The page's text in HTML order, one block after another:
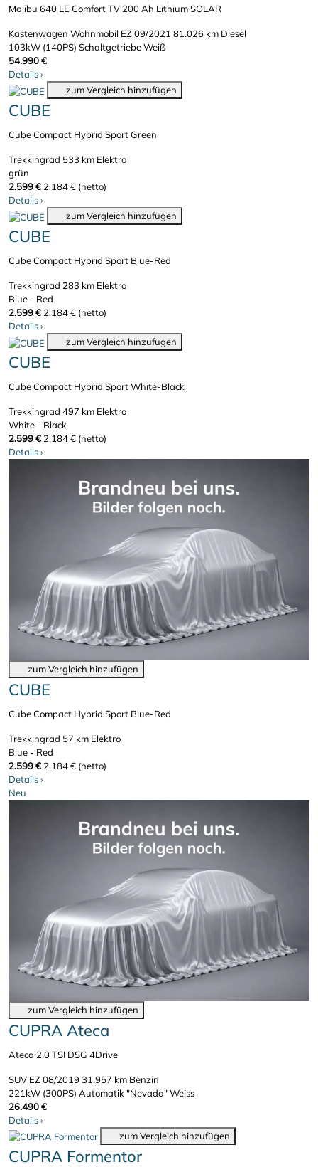
Malibu 640 LE Comfort TV 200 Ah Lithium SOLAR
Kastenwagen Wohnmobil EZ 09/2021 81.026 km Diesel
103kW (140PS) SchaltgetriebeWeiß
54.990 €
Details›
zum Vergleich hinzufügen
CUBE
Cube Compact Hybrid Sport Green
Trekkingrad 533 km Elektro
grün
2.599 € 2.184 € (netto)
Details›
zum Vergleich hinzufügen
CUBE
Cube Compact Hybrid Sport Blue-Red
Trekkingrad 283 km Elektro
Blue - Red
2.599 € 2.184 € (netto)
Details›
zum Vergleich hinzufügen
CUBE
Cube Compact Hybrid Sport White-Black
Trekkingrad 497 km Elektro
White - Black
2.599 € 2.184 € (netto)
Details›
zum Vergleich hinzufügen
CUBE
Cube Compact Hybrid Sport Blue-Red
Trekkingrad 57 km Elektro
Blue - Red
2.599 € 2.184 € (netto)
Details›
Neu
zum Vergleich hinzufügen
CUPRA Ateca
Ateca 2.0 TSI DSG 4Drive
SUV EZ 08/2019 31.957 km Benzin
221kW (300PS) Automatik"Nevada" Weiss
26.490 €
Details›
zum Vergleich hinzufügen
CUPRA Formentor